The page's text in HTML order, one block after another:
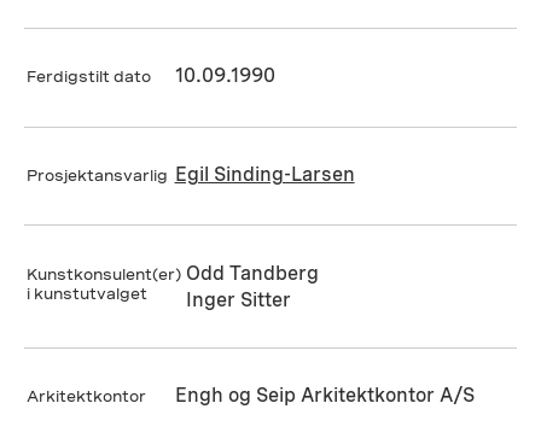
Ferdigstilt dato 10.09.1990
Prosjektansvarlig Egil Sinding-Larsen
Kunstkonsulent(er)
i kunstutvalget
Odd Tandberg
Inger Sitter
Arkitektkontor Engh og Seip Arkitektkontor A/S